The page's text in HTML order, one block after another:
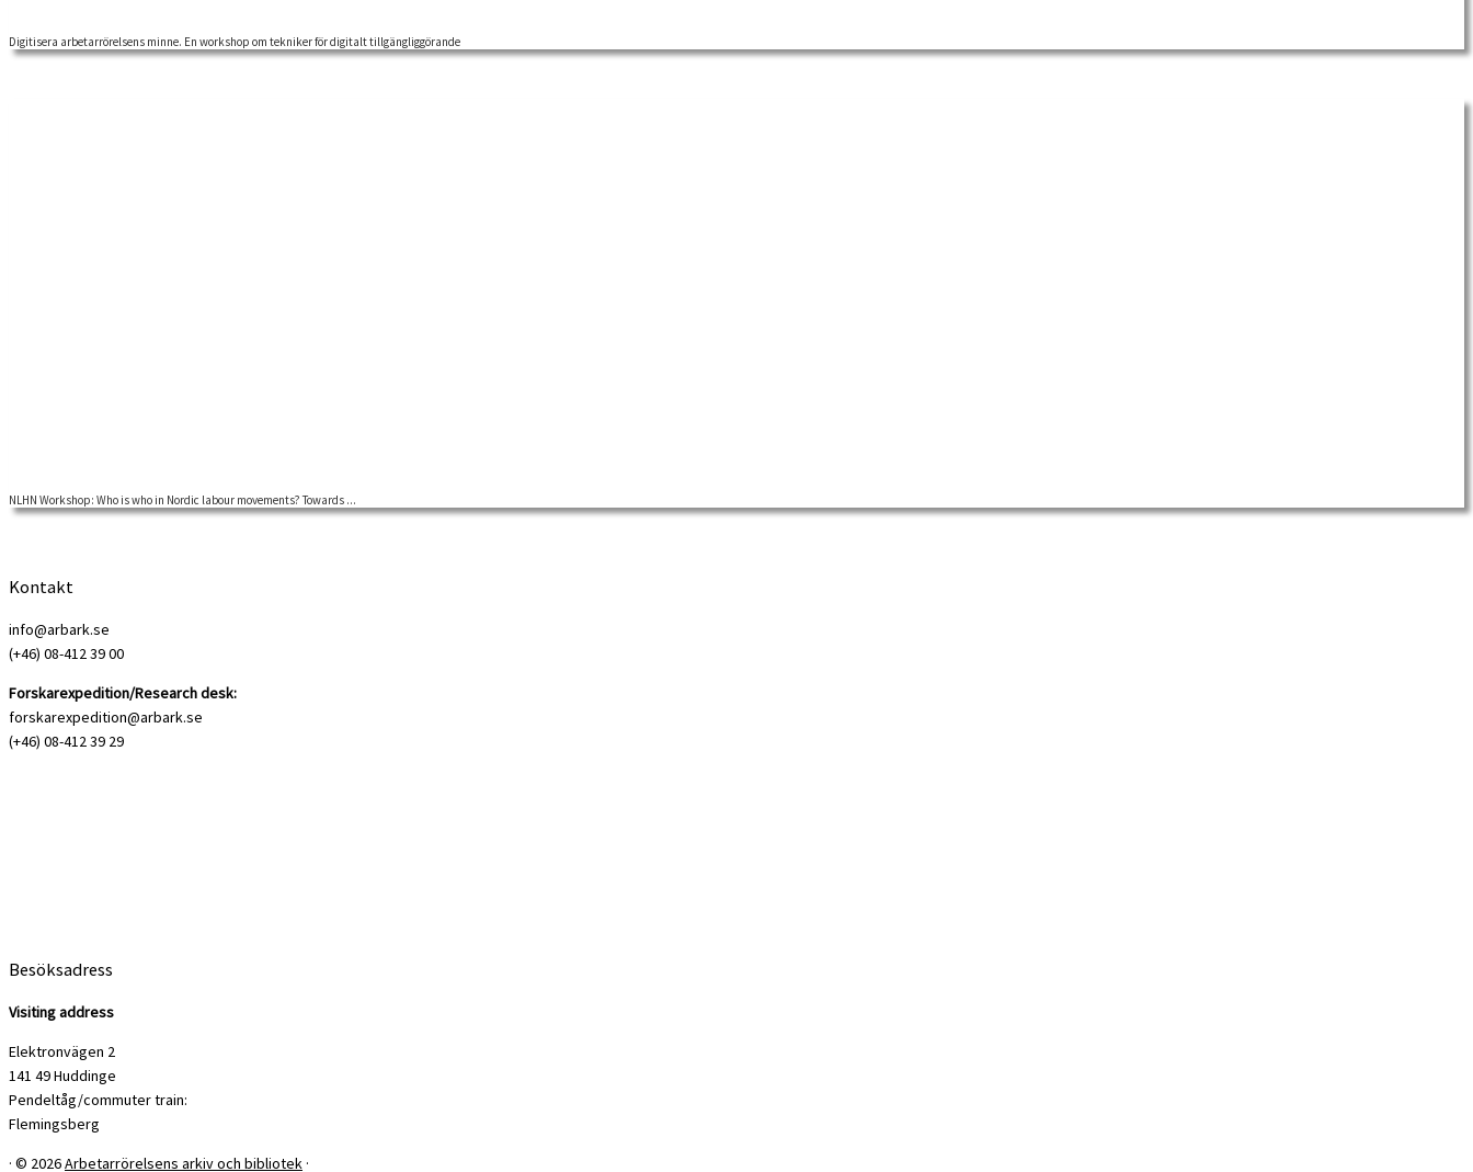
Hur har vi gjort för att digitisera arbetarrörelsens minne? Välkommen på en workshop om tekniker […]
Digitisera arbetarrörelsens minne. En workshop om tekniker för digitalt tillgängliggörande
Many people interested in a movement or an organisation often encounter lesser-known names in the […]
NLHN Workshop: Who is who in Nordic labour movements? Towards ...
Kontakt
info@arbark.se
(+46) 08-412 39 00
Forskarexpedition/Research desk:
forskarexpedition@arbark.se
(+46) 08-412 39 29
Besöksadress
Visiting address
Elektronvägen 2
141 49 Huddinge
Pendeltåg/commuter train:
Flemingsberg
· © 2026Arbetarrörelsens arkiv och bibliotek ·